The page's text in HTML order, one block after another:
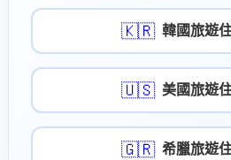
🇰🇷 韓國旅遊
🇺🇸 美國旅遊
🇬🇷 希臘旅遊